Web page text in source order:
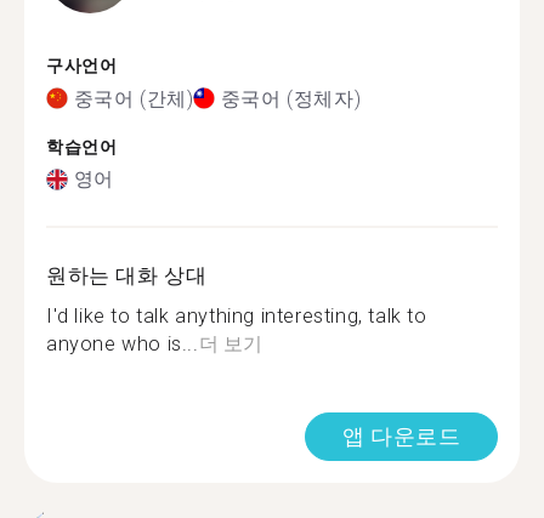
구사언어
중국어 (간체) 중국어 (정체자)
학습언어
영어
원하는 대화 상대
I'd like to talk anything interesting, talk to
anyone who is...더 보기
앱 다운로드